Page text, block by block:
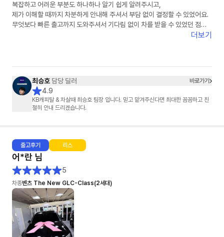
복잡하고 어려운 부분도 하나하나 알기 쉽게 알려주시고,
제가 이해할 때까지 차분하게 안내해 주셔서 부담 없이 결정할 수 있었어요.
무엇보다 빠른 출고까지 도와주셔서 기다림 없이 차를 받을 수 있었던 점이
덕분에 기분 좋게 차를 인도받았습니다.
진심으로 감사드립니다. 😊
더보기
최승호 담당 딜러 바로가기
4.9
KB캐피탈 & 차살때 최승호 팀장 입니다. 믿고 맡겨주신다면 최대한 꼼꼼하고 친
절히 안내 드리겠습니다.
출고후기 리스
어*란 님
5
차종벤츠 The New GLC-Class(2세대)